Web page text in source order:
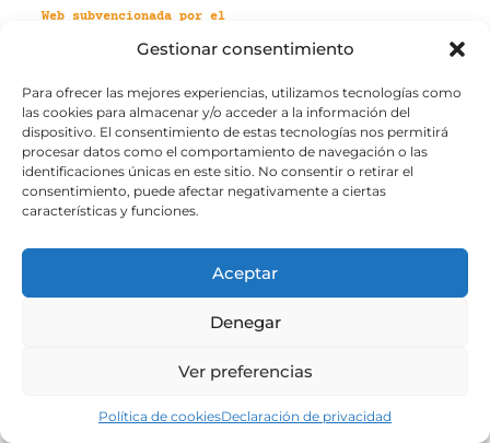
Gestionar consentimiento
Para ofrecer las mejores experiencias, utilizamos tecnologías como
las cookies para almacenar y/o acceder a la información del
dispositivo. El consentimiento de estas tecnologías nos permitirá
procesar datos como el comportamiento de navegación o las
identificaciones únicas en este sitio. No consentir o retirar el
consentimiento, puede afectar negativamente a ciertas
características y funciones.
Aceptar
Denegar
Ver preferencias
Política de cookiesDeclaración de privacidad
Web subvencionada por el
Aviso legalPolítica de privacidad
Política de cookies
Portal de transparenciaAccesibilidad